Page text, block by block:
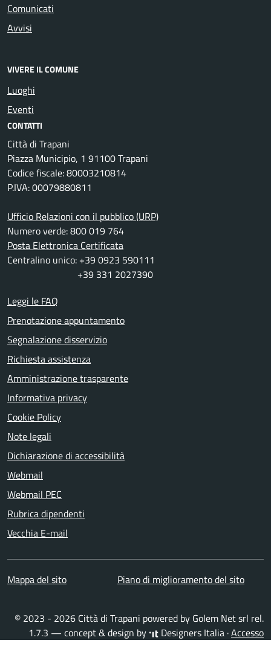
Comunicati
Avvisi
VIVERE IL COMUNE
Luoghi
Eventi
CONTATTI
Città di Trapani
Piazza Municipio, 1 91100 Trapani
Codice fiscale: 80003210814
P.IVA: 00079880811
Ufficio Relazioni con il pubblico (URP)
Numero verde: 800 019 764
Posta Elettronica Certificata
Centralino unico: +39 0923 590111
+39 331 2027390
Leggi le FAQ
Prenotazione appuntamento
Segnalazione disservizio
Richiesta assistenza
Amministrazione trasparente
Informativa privacy
Cookie Policy
Note legali
Dichiarazione di accessibilità
Webmail
Webmail PEC
Rubrica dipendenti
Vecchia E-mail
Mappa del sito Piano di miglioramento del sito
© 2023 - 2026 Città di Trapani powered by Golem Net srl rel.
1.7.3 — concept & design by
Designers Italia ·Accesso